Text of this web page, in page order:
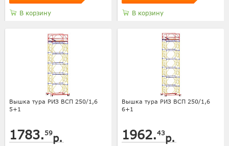
В корзину В корзину
Вышка тура РИЗ ВСП 250/1,6
5+1
1783. 59р.
Вышка тура РИЗ ВСП 250/1,6
6+1
1962.43р.